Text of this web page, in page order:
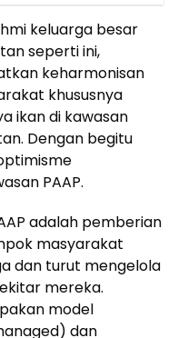
keluarga besar
seperti ini,
keharmonisan
khususnya
ikan di kawasan
Dengan begitu
PAAP.
adalah pemberian
masyarakat
dan turut mengelola
mereka.
model
dan